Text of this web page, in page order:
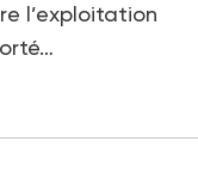
l’exploitation